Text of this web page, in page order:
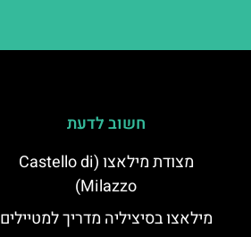
חשוב לדעת
מצודת מילאצו (Castello di
Milazzo)
מילאצו בסיציליה מדריך למטיילים